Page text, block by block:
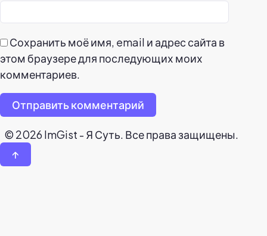
Сохранить моё имя, email и адрес сайта в
этом браузере для последующих моих
комментариев.
Отправить комментарий
© 2026 ImGist - Я Суть. Все права защищены.
↑